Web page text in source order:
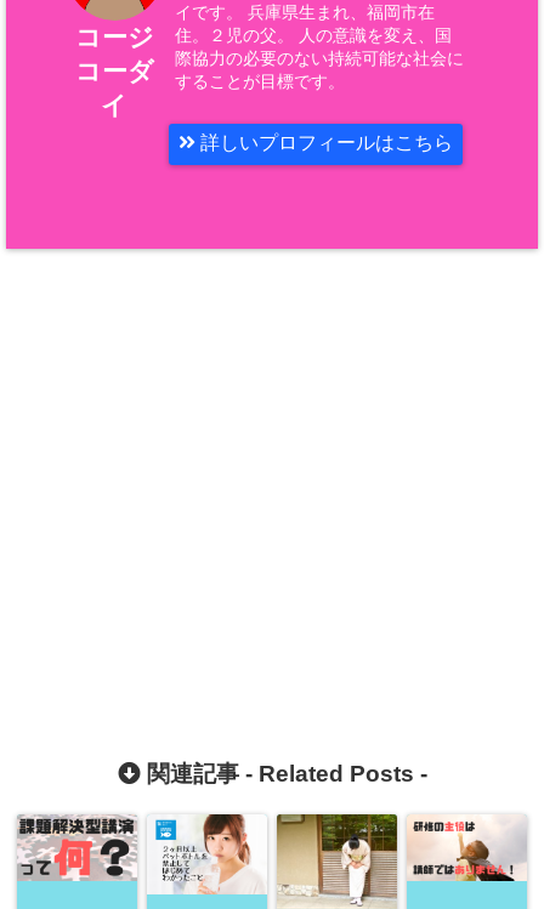
コージ
コーダ
イ
イです。 兵庫県生まれ、福岡市在
住。２児の父。 人の意識を変え、国
際協力の必要のない持続可能な社会に
することが目標です。
詳しいプロフィールはこちら
関連記事 - Related Posts -